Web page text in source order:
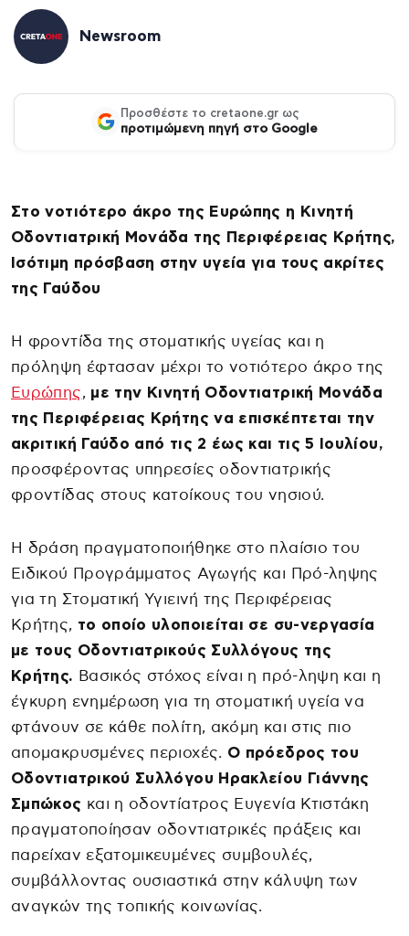
Newsroom
Προσθέστε το cretaone.gr ως
προτιμώμενη πηγή στο Google
Στο νοτιότερο άκρο της Ευρώπης η Κινητή
Οδοντιατρική Μονάδα της Περιφέρειας Κρήτης,
Ισότιμη πρόσβαση στην υγεία για τους ακρίτες
της Γαύδου
Η φροντίδα της στοματικής υγείας και η
πρόληψη έφτασαν μέχρι το νοτιότερο άκρο της
Ευρώπης, με την Κινητή Οδοντιατρική Μονάδα
της Περιφέρειας Κρήτης να επισκέπτεται την
ακριτική Γαύδο από τις 2 έως και τις 5 Ιουλίου,
προσφέροντας υπηρεσίες οδοντιατρικής
φροντίδας στους κατοίκους του νησιού.
Η δράση πραγματοποιήθηκε στο πλαίσιο του
Ειδικού Προγράμματος Αγωγής και Πρό-ληψης
για τη Στοματική Υγιεινή της Περιφέρειας
Κρήτης, το οποίο υλοποιείται σε συ-νεργασία
με τους Οδοντιατρικούς Συλλόγους της
Κρήτης. Βασικός στόχος είναι η πρό-ληψη και η
έγκυρη ενημέρωση για τη στοματική υγεία να
φτάνουν σε κάθε πολίτη, ακόμη και στις πιο
απομακρυσμένες περιοχές. Ο πρόεδρος του
Οδοντιατρικού Συλλόγου Ηρακλείου Γιάννης
Σμπώκος και η οδοντίατρος Ευγενία Κτιστάκη
πραγματοποίησαν οδοντιατρικές πράξεις και
παρείχαν εξατομικευμένες συμβουλές,
συμβάλλοντας ουσιαστικά στην κάλυψη των
αναγκών της τοπικής κοινωνίας.